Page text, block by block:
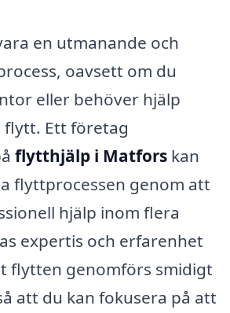
en utmanande och
oavsett om du
eller behöver hjälp
flytt. Ett företag
flytthjälp i Matfors kan
flyttprocessen genom att
hjälp inom flera
expertis och erfarenhet
flytten genomförs smidigt
att du kan fokusera på att